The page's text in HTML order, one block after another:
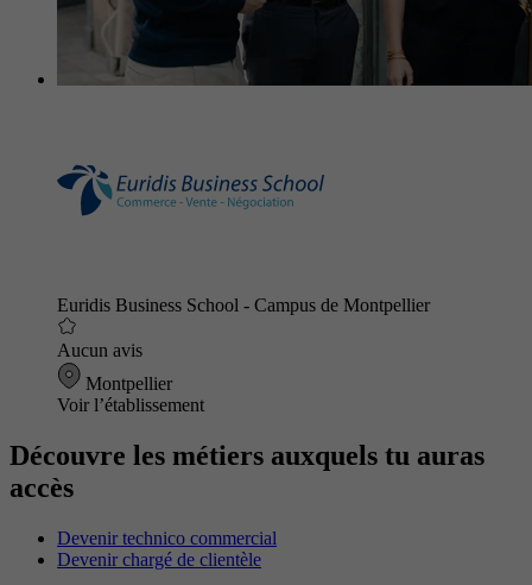
Euridis Business School - Campus de Montpellier
Aucun avis
Montpellier
Voir l’établissement
Découvre les métiers auxquels tu auras
accès
Devenir technico commercial
Devenir chargé de clientèle